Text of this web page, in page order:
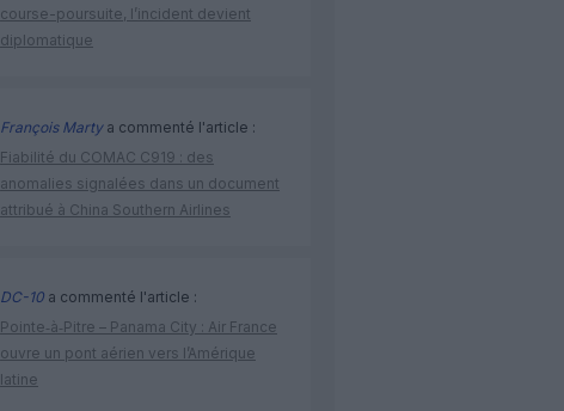
course-poursuite, l’incident devient
diplomatique
François Martya commenté l'article :
Fiabilité du COMAC C919 : des
anomalies signalées dans un document
attribué à China Southern Airlines
DC-10 a commenté l'article :
Pointe‑à‑Pitre – Panama City : Air France
ouvre un pont aérien vers l’Amérique
latine